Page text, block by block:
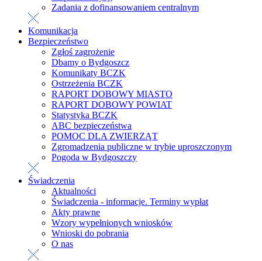
Zadania z dofinansowaniem centralnym
Komunikacja
Bezpieczeństwo
Zgłoś zagrożenie
Dbamy o Bydgoszcz
Komunikaty BCZK
Ostrzeżenia BCZK
RAPORT DOBOWY MIASTO
RAPORT DOBOWY POWIAT
Statystyka BCZK
ABC bezpieczeństwa
POMOC DLA ZWIERZĄT
Zgromadzenia publiczne w trybie uproszczonym
Pogoda w Bydgoszczy
Świadczenia
Aktualności
Świadczenia - informacje. Terminy wypłat
Akty prawne
Wzory wypełnionych wniosków
Wnioski do pobrania
O nas